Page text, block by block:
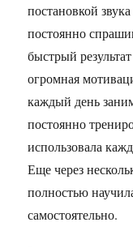
постановкой
постоянно
быстрый
огромная
каждый день
постоянно
использовала
Еще через
полностью
самостоятельно.